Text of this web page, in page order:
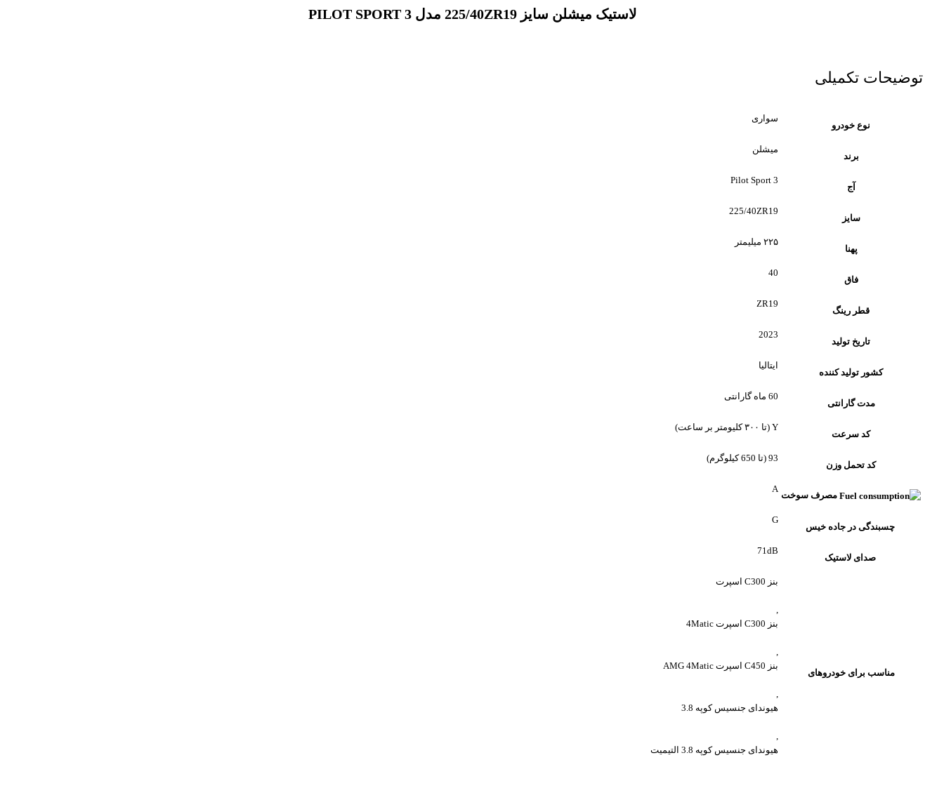
لاستیک میشلن سایز 225/40ZR19 مدل PILOT SPORT 3
توضیحات تکمیلی
نوع خودرو
سواری
برند
میشلن
آج
Pilot Sport 3
سایز
225/40ZR19
پهنا
۲۲۵ میلیمتر
فاق
40
قطر رینگ
ZR19
تاریخ تولید
2023
کشور تولید کننده
ایتالیا
مدت گارانتی
60 ماه گارانتی
کد سرعت
Y (تا ۳۰۰ کلیومتر بر ساعت)
کد تحمل وزن
93 (تا 650 کیلوگرم)
مصرف سوخت
A
چسبندگی در جاده خیس
G
صدای لاستیک
71dB
مناسب برای خودروهای
بنز C300 اسپرت
,
بنز C300 اسپرت 4Matic
,
بنز C450 اسپرت AMG 4Matic
,
هیوندای جنسیس کوپه 3.8
,
هیوندای جنسیس کوپه 3.8 التیمیت